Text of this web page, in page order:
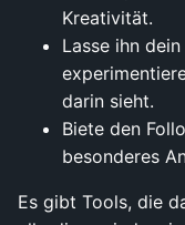
Kreativität.
Lasse ihn
darin sieht.
Biete den
besonderes
Es gibt Tools, die